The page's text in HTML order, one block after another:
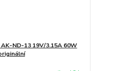
ND-13 19V/3.15A 60W